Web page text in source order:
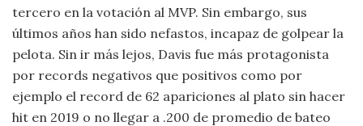
tercero en la votación al MVP. Sin embargo, sus
últimos años han sido nefastos, incapaz de golpear la
pelota. Sin ir más lejos, Davis fue más protagonista
por records negativos que positivos como por
ejemplo el record de 62 apariciones al plato sin hacer
hit en 2019 o no llegar a .200 de promedio de bateo